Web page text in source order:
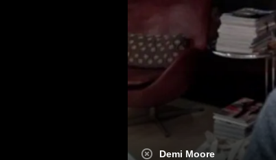
Demi Moore